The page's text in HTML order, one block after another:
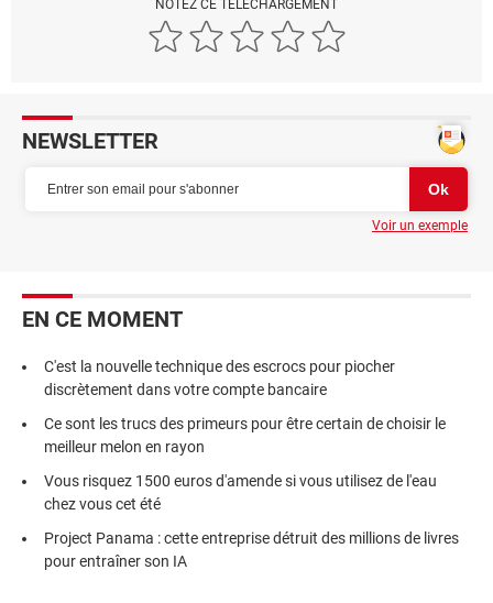
NOTEZ CE TÉLÉCHARGEMENT
NEWSLETTER
Voir un exemple
EN CE MOMENT
C'est la nouvelle technique des escrocs pour piocher
discrètement dans votre compte bancaire
Ce sont les trucs des primeurs pour être certain de choisir le
meilleur melon en rayon
Vous risquez 1500 euros d'amende si vous utilisez de l'eau
chez vous cet été
Project Panama : cette entreprise détruit des millions de livres
pour entraîner son IA